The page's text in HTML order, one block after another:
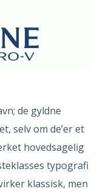
de gyldne
selv om de’er et
hovedsagelig
typografi
klassisk, men